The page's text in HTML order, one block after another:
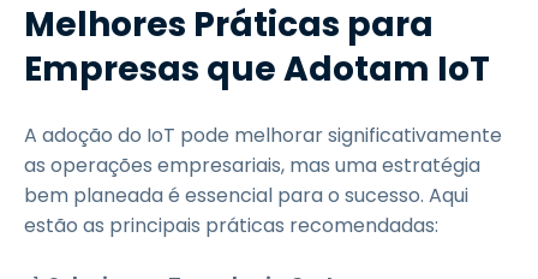
Melhores Práticas para
Empresas que Adotam IoT
A adoção do IoT pode melhorar significativamente
as operações empresariais, mas uma estratégia
bem planeada é essencial para o sucesso. Aqui
estão as principais práticas recomendadas: